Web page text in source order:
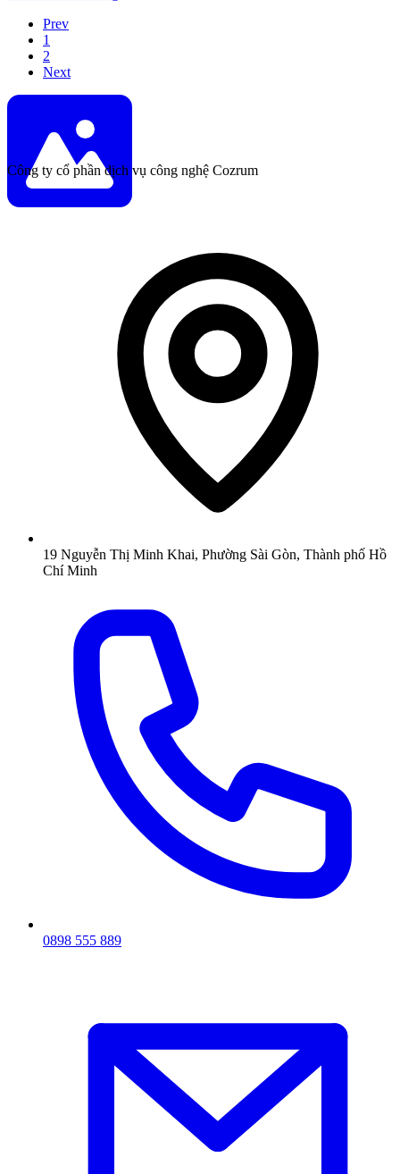
Prev
1
2
Next
Công ty cổ phần dịch vụ công nghệ Cozrum
19 Nguyễn Thị Minh Khai, Phường Sài Gòn, Thành phố Hồ
Chí Minh
0898 555 889